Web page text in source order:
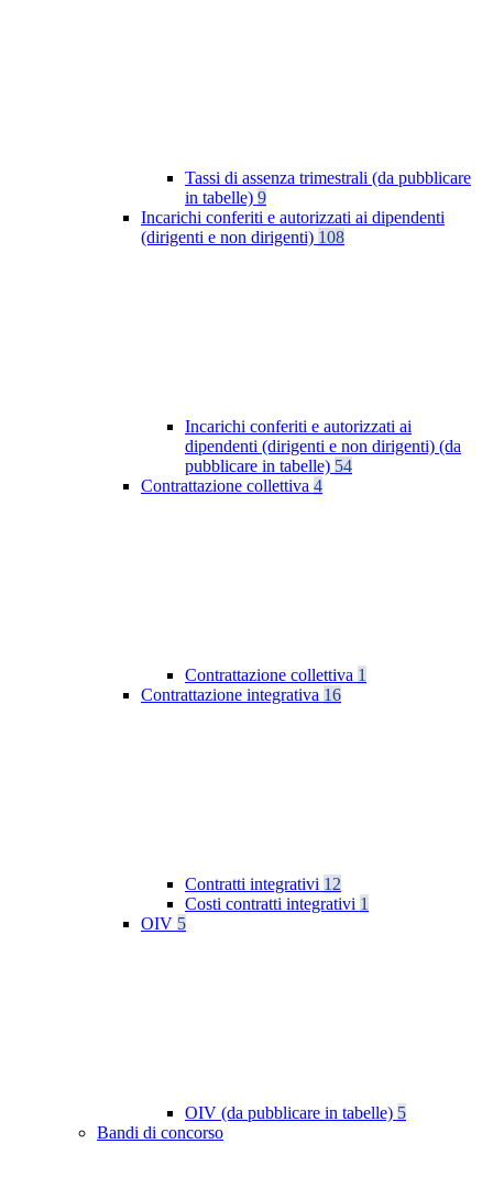
Tassi di assenza trimestrali (da pubblicare
in tabelle) 9
Incarichi conferiti e autorizzati ai dipendenti
(dirigenti e non dirigenti) 108
Incarichi conferiti e autorizzati ai
dipendenti (dirigenti e non dirigenti) (da
pubblicare in tabelle) 54
Contrattazione collettiva 4
Contrattazione collettiva 1
Contrattazione integrativa 16
Contratti integrativi 12
Costi contratti integrativi 1
OIV 5
OIV (da pubblicare in tabelle) 5
Bandi di concorso